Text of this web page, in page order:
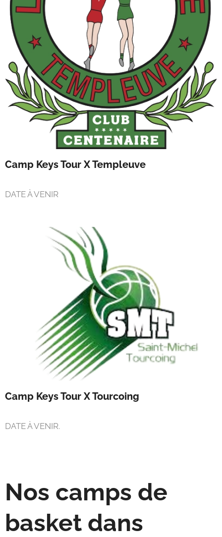
Camp Keys Tour X Templeuve
DATE À VENIR
Camp Keys Tour X Tourcoing
DATE À VENIR.
Nos camps de
basket dans